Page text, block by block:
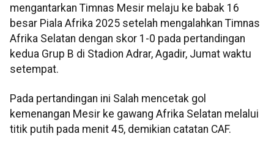
mengantarkan Timnas Mesir melaju ke babak 16
besar Piala Afrika 2025 setelah mengalahkan Timnas
Afrika Selatan dengan skor 1-0 pada pertandingan
kedua Grup B di Stadion Adrar, Agadir, Jumat waktu
setempat.
Pada pertandingan ini Salah mencetak gol
kemenangan Mesir ke gawang Afrika Selatan melalui
titik putih pada menit 45, demikian catatan CAF.